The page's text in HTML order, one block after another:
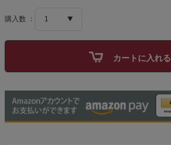
カートに入れる